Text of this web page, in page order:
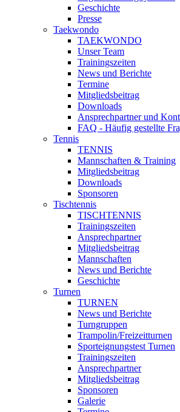
Geschichte
Presse
Taekwondo
TAEKWONDO
Unser Team
Trainingszeiten
News und Berichte
Termine
Mitgliedsbeitrag
Downloads
Ansprechpartner und
FAQ - Häufig gestellte
Tennis
TENNIS
Mannschaften & Training
Mitgliedsbeitrag
Downloads
Sponsoren
Tischtennis
TISCHTENNIS
Trainingszeiten
Ansprechpartner
Mitgliedsbeitrag
Mannschaften
News und Berichte
Geschichte
Turnen
TURNEN
News und Berichte
Turngruppen
Trampolin/Freizeitturnen
Sporteignungstest Turnen
Trainingszeiten
Ansprechpartner
Mitgliedsbeitrag
Sponsoren
Galerie